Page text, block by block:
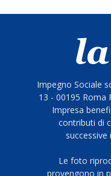
Impegno Sociale
13 - 00195 Roma
Impresa
contributi di
Le foto
provengono in